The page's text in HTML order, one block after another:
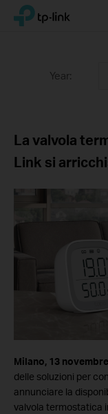
ClickTP-Link, Reliably Smart
Year:
La valvola
Link si
Milano, 13
delle soluzioni per
annunciare la
valvola termostatica